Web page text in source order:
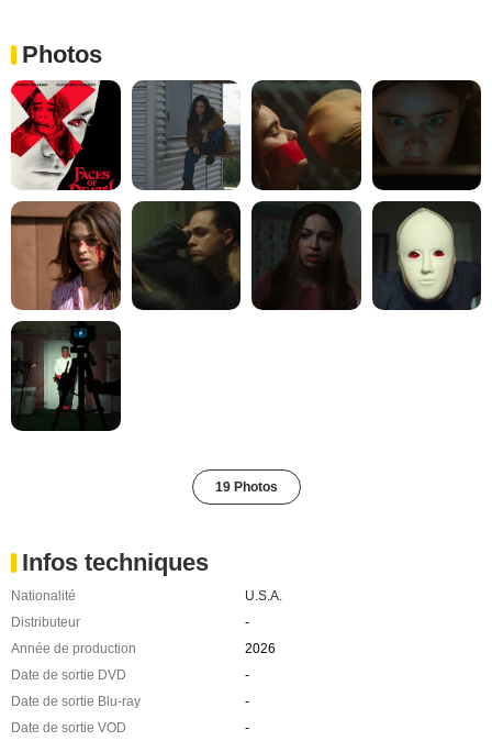
Photos
19 Photos
Infos techniques
Nationalité
U.S.A.
Distributeur
-
Année de production
2026
Date de sortie DVD
-
Date de sortie Blu-ray
-
Date de sortie VOD
-